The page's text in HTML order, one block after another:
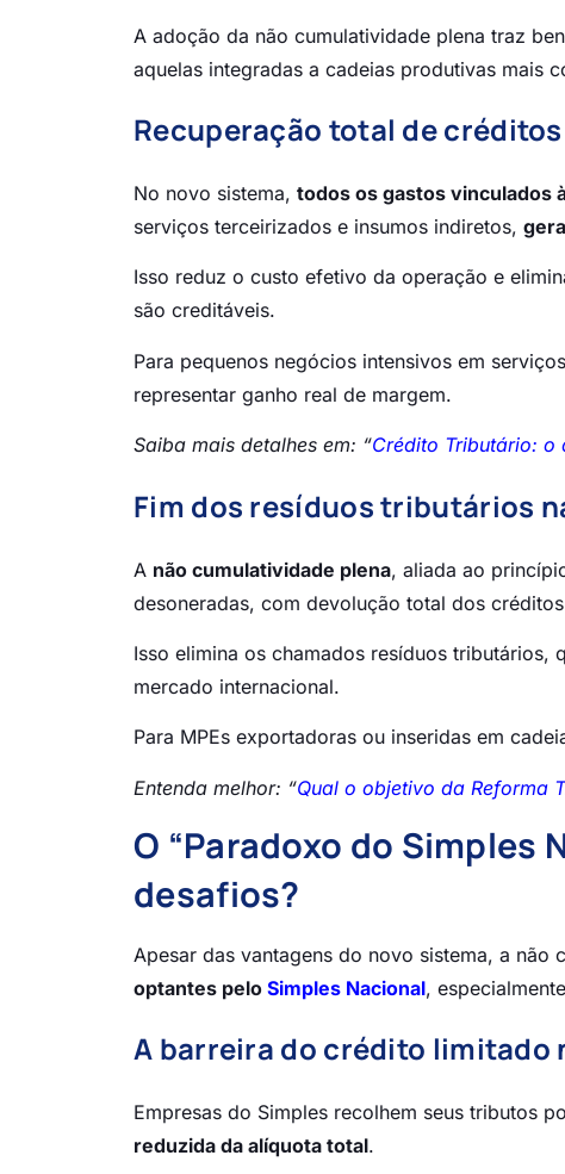
A adoção da não cumulatividade plena traz
aquelas integradas a cadeias produtivas mais
Recuperação total de
No novo sistema, todos os gastos vinculados
serviços terceirizados e insumos indiretos,
Isso reduz o custo efetivo da operação e
são creditáveis.
Para pequenos negócios intensivos em
representar ganho real de margem.
Saiba mais detalhes em: “Crédito Tributário: o
Fim dos resíduos tributários
A não cumulatividade plena, aliada ao
desoneradas, com devolução total dos
Isso elimina os chamados resíduos
mercado internacional.
Para MPEs exportadoras ou inseridas em
Entenda melhor: “Qual o objetivo da Reforma
O “Paradoxo do Simples
desafios?
Apesar das vantagens do novo sistema, a não
optantes pelo Simples Nacional,
A barreira do crédito limitado
Empresas do Simples recolhem seus tributos
reduzida da alíquota total.